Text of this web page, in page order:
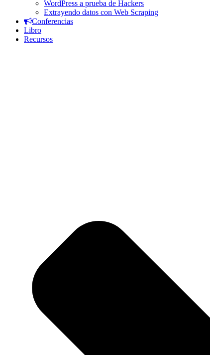
WordPress a prueba de Hackers
Extrayendo datos con Web Scraping
Conferencias
Libro
Recursos